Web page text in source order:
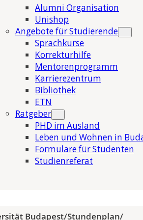
Alumni Organisation
Unishop
Angebote für Studierende
Sprachkurse
Korrekturhilfe
Mentorenprogramm
Karrierezentrum
Bibliothek
ETN
Ratgeber
PHD im Ausland
Leben und Wohnen in
Formulare für Studenten
Studienreferat
Budapest/Stundenplan/